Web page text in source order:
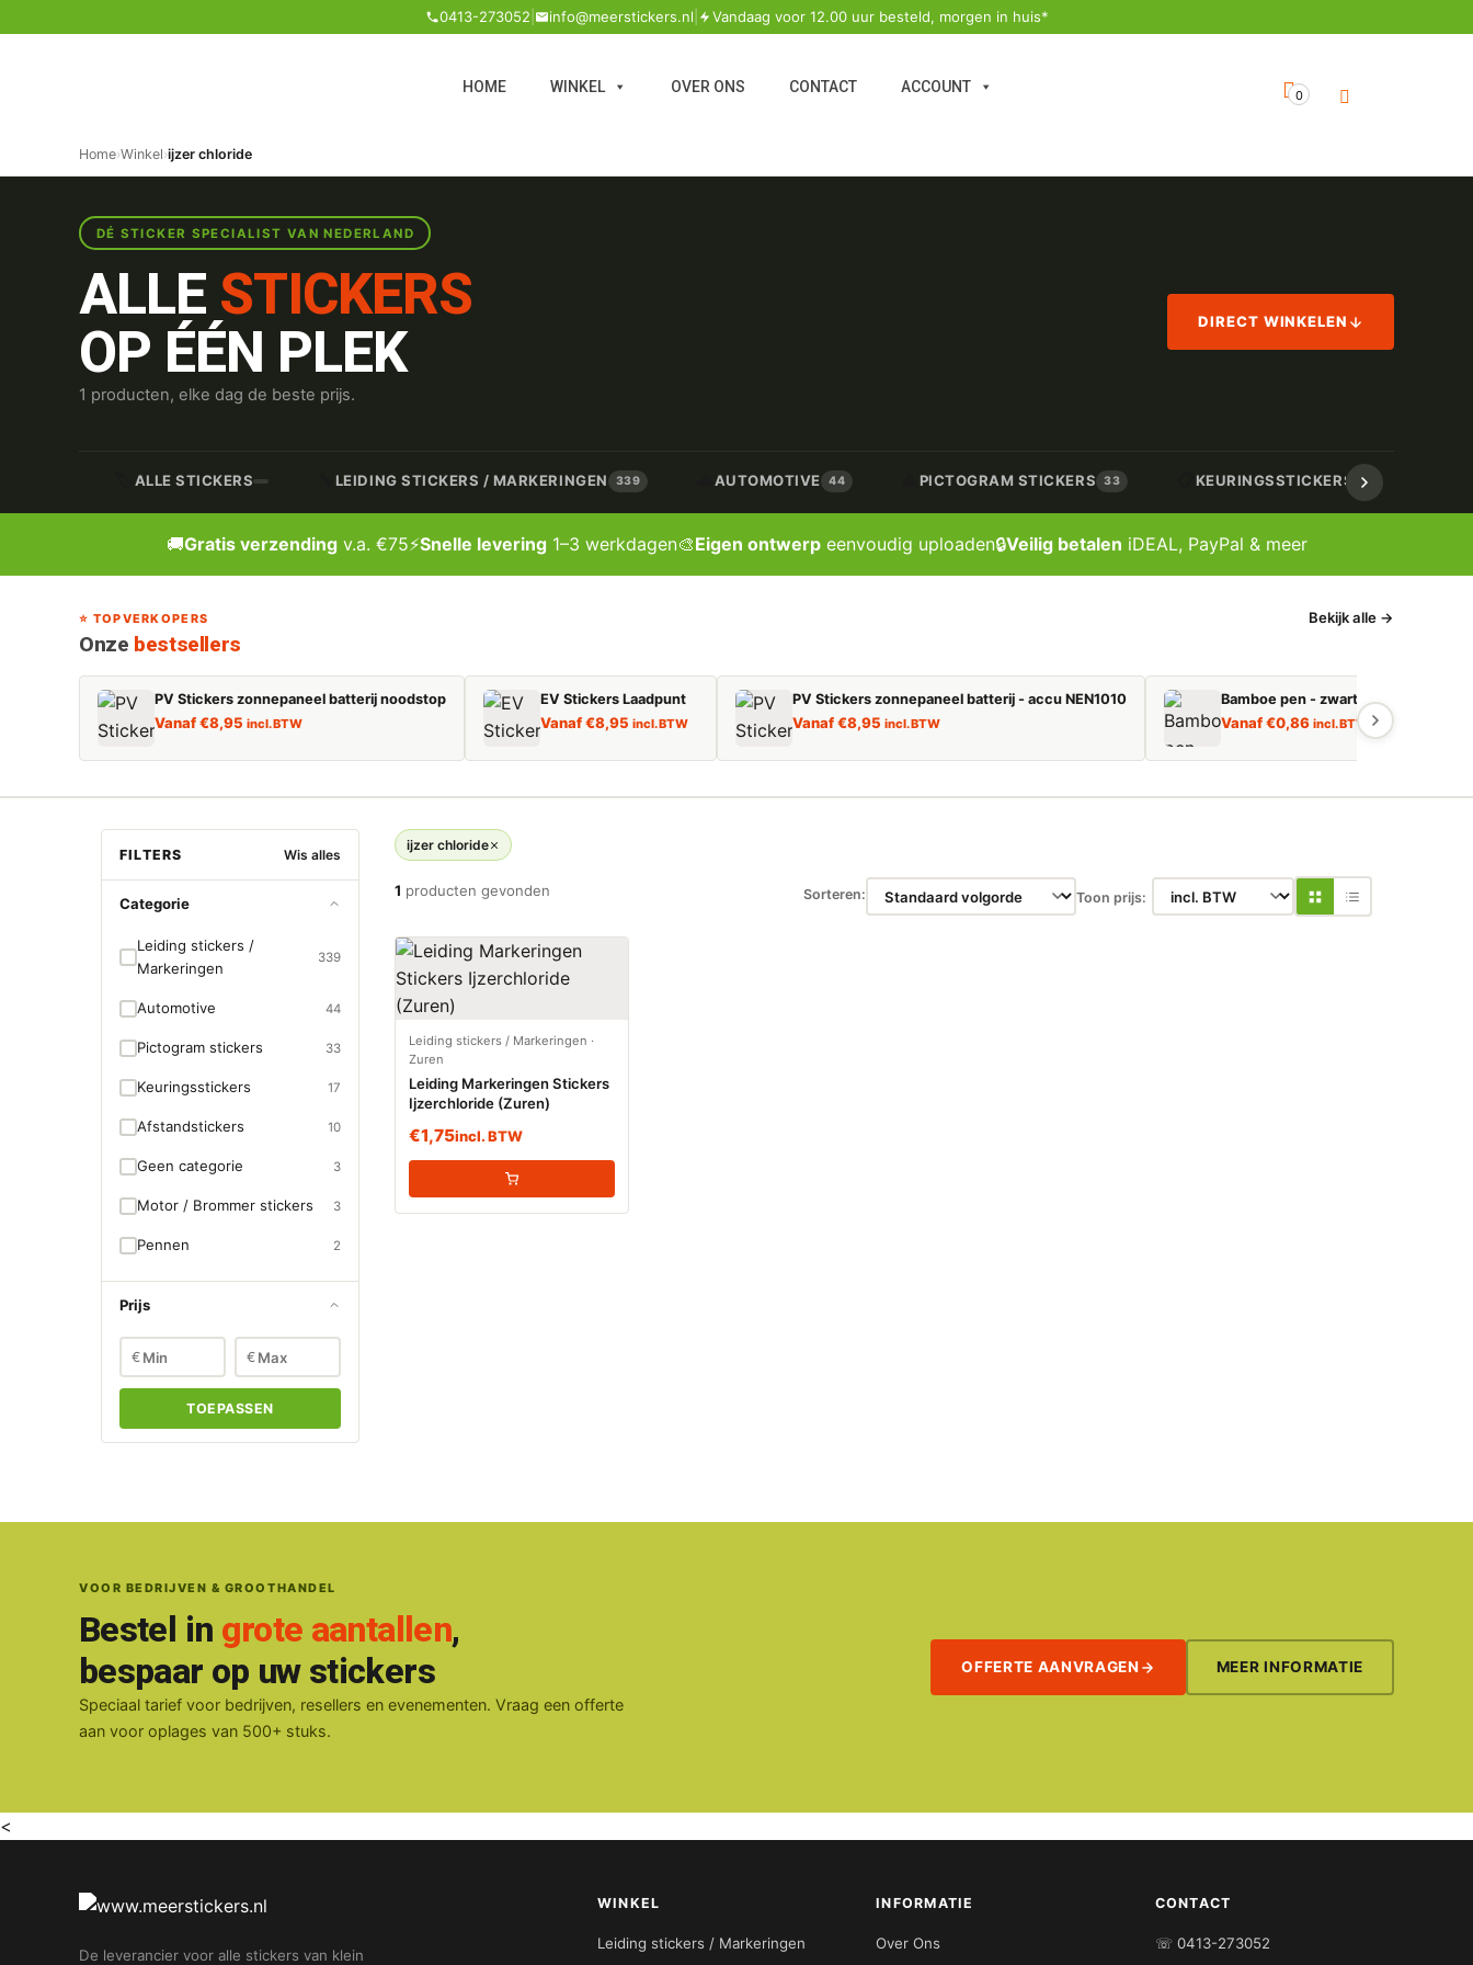
0413-273052 info@meerstickers.nl Vandaag voor 12.00 uur besteld, morgen in huis*
HOME WINKEL OVER ONS CONTACT ACCOUNT 0
Home›Winkel›ijzer chloride
DÉ STICKER SPECIALIST VAN NEDERLAND
ALLE STICKERS
OP ÉÉN PLEK
1 producten, elke dag de beste prijs.
DIRECT WINKELEN
ALLE STICKERS LEIDING STICKERS / MARKERINGEN 339 AUTOMOTIVE 44 PICTOGRAM STICKERS 33 KEURINGSSTICKERS 17
🚚Gratis verzendingv.a. €75⚡Snelle levering1–3 werkdagen🎨Eigen ontwerpeenvoudig uploaden🔒Veilig betalen iDEAL, PayPal & meer
⭐ TOPVERKOPERS
Onze bestsellers
Bekijk alle →
PV Stickers zonnepaneel batterij noodstop
Vanaf€8,95 incl. BTW
EV Stickers Laadpunt
Vanaf€8,95 incl. BTW
PV Stickers zonnepaneel batterij - accu NEN1010
Vanaf€8,95 incl. BTW
Bamboe pen - zwart schrijvend
Vanaf€0,86 incl. BTW
FILTERS Wis alles
Categorie
Leiding stickers /
Markeringen
339
Automotive 44
Pictogram stickers 33
Keuringsstickers 17
Afstandstickers 10
Geen categorie 3
Motor / Brommer stickers 3
Pennen 2
Prijs
€ €
TOEPASSEN
ijzer chloride
1 producten gevonden Sorteren: Toon prijs:
Leiding stickers / Markeringen ·
Zuren
Leiding Markeringen Stickers
Ijzerchloride (Zuren)
€1,75incl. BTW
VOOR BEDRIJVEN & GROOTHANDEL
Bestel in grote aantallen,
bespaar op uw stickers
Speciaal tarief voor bedrijven, resellers en evenementen. Vraag een offerte
aan voor oplages van 500+ stuks.
OFFERTE AANVRAGEN MEER INFORMATIE
<
De leverancier voor alle stickers van klein
WINKEL
Leiding stickers / Markeringen
INFORMATIE
Over Ons
CONTACT
☏ 0413-273052